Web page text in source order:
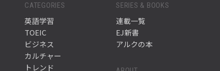
CATEGORIES
英語学習
TOEIC
ビジネス
カルチャー
トレンド
SERIES & BOOKS
連載一覧
EJ新書
アルクの本